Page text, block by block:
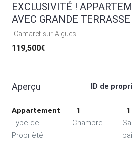
EXCLUSIVITÉ !
AVEC GRANDE TERRASSE
Camaret-sur-Aigues
119,500€
Aperçu ID de
Appartement
Type de
Proprièté
1
Chambre
1